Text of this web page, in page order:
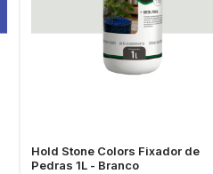
Hold Stone Colors Fixador de
Pedras 1L - Branco